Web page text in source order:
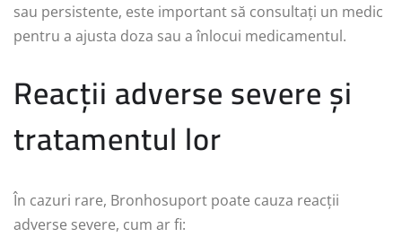
sau persistente, este important să consultați un medic
pentru a ajusta doza sau a înlocui medicamentul.
Reacții adverse severe și
tratamentul lor
În cazuri rare, Bronhosuport poate cauza reacții
adverse severe, cum ar fi: